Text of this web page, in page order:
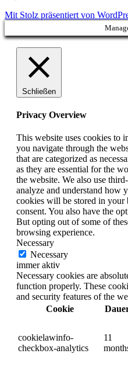
Mit Stolz präsentiert von
Schließen
Privacy Overview
This website uses cookies to
you navigate through the
that are categorized as
as they are essential for the
the website. We also use
analyze and understand how
cookies will be stored in
consent. You also have the
But opting out of some of
browsing experience.
Necessary
Necessary
immer aktiv
Necessary cookies are
function properly. These
and security features of the
Cookie
cookielawinfo-
checkbox-analytics
11